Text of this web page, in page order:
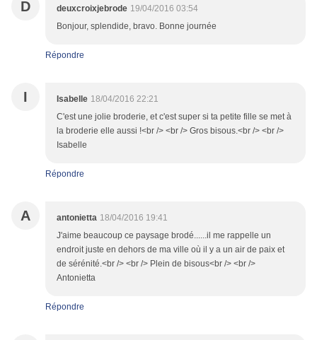
D deuxcroixjebrode 19/04/2016 03:54
Bonjour, splendide, bravo. Bonne journée
Répondre
I Isabelle 18/04/2016 22:21
C'est une jolie broderie, et c'est super si ta petite fille se met à
la broderie elle aussi !<br /> <br /> Gros bisous.<br /> <br />
Isabelle
Répondre
A antonietta 18/04/2016 19:41
J'aime beaucoup ce paysage brodé......il me rappelle un
endroit juste en dehors de ma ville où il y a un air de paix et
de sérénité.<br /> <br /> Plein de bisous<br /> <br />
Antonietta
Répondre